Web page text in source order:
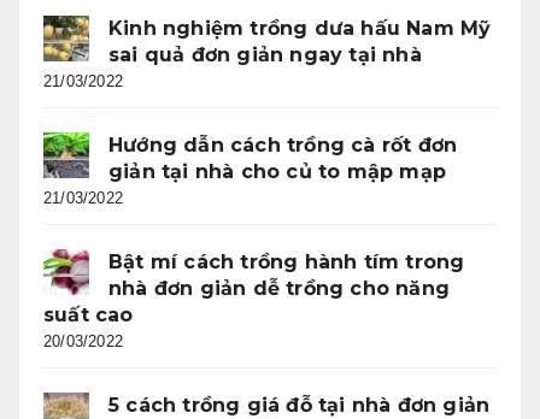
Kinh nghiệm trồng dưa hấu Nam Mỹ
sai quả đơn giản ngay tại nhà
21/03/2022
Hướng dẫn cách trồng cà rốt đơn
giản tại nhà cho củ to mập mạp
21/03/2022
Bật mí cách trồng hành tím trong
nhà đơn giản dễ trồng cho năng
suất cao
20/03/2022
5 cách trồng giá đỗ tại nhà đơn giản